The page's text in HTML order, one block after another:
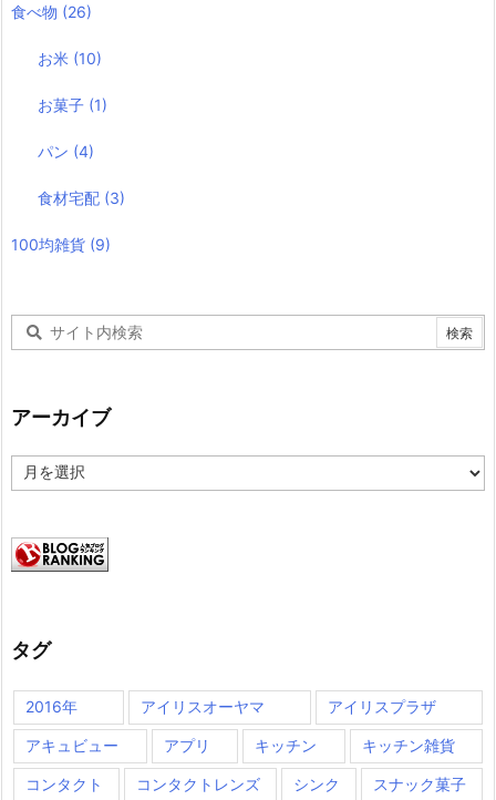
食べ物 (26)
お米 (10)
お菓子 (1)
パン (4)
食材宅配 (3)
100均雑貨 (9)
アーカイブ
ー
ブ
タグ
2016年 アイリスオーヤマ アイリスプラザ
アキュビュー アプリ キッチン キッチン雑貨
コンタクト コンタクトレンズ シンク スナック菓子